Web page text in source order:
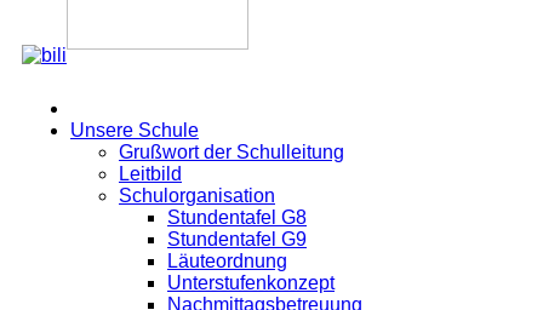
Unsere Schule
Grußwort der Schulleitung
Leitbild
Schulorganisation
Stundentafel G8
Stundentafel G9
Läuteordnung
Unterstufenkonzept
Nachmittagsbetreuung